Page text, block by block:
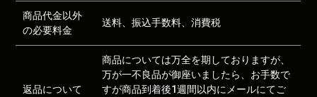
商品代金以外
の必要料金
送料、振込手数料、消費税
返品について
商品については万全を期しておりますが、
万が一不良品が御座いましたら、お手数で
すが商品到着後1週間以内にメールにてご